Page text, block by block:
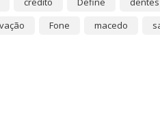
Fone macedo